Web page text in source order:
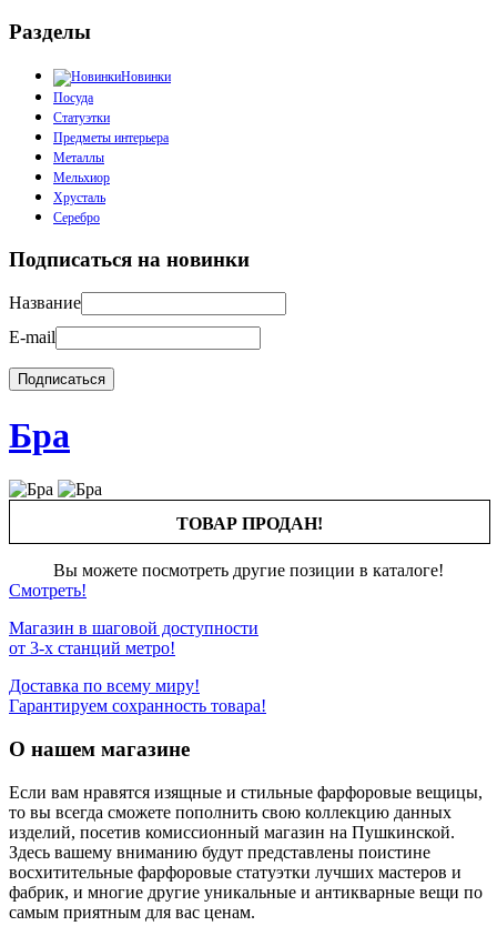
Разделы
Новинки
Посуда
Статуэтки
Предметы интерьера
Металлы
Мельхиор
Хрусталь
Серебро
Подписаться на новинки
Название
E-mail
Бра
ТОВАР ПРОДАН!
Вы можете посмотреть другие позиции в каталоге!
Смотреть!
Магазин в шаговой доступности
от 3-х станций метро!
Доставка по всему миру!
Гарантируем сохранность товара!
О нашем магазине
Если вам нравятся изящные и стильные фарфоровые вещицы,
то вы всегда сможете пополнить свою коллекцию данных
изделий, посетив комиссионный магазин на Пушкинской.
Здесь вашему вниманию будут представлены поистине
восхитительные фарфоровые статуэтки лучших мастеров и
фабрик, и многие другие уникальные и антикварные вещи по
самым приятным для вас ценам.